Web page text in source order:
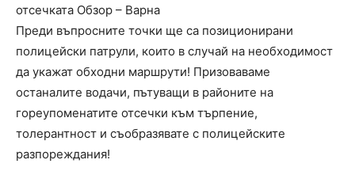
отсечката Обзор – Варна
Преди въпросните точки ще са позиционирани
полицейски патрули, които в случай на необходимост
да укажат обходни маршрути! Призоваваме
останалите водачи, пътуващи в районите на
гореупоменатите отсечки към търпение,
толерантност и съобразявате с полицейските
разпореждания!